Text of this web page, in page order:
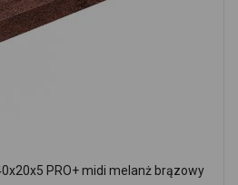
PRO+ midi melanż brązowy